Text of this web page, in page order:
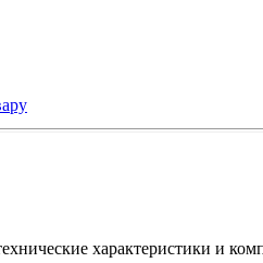
характеристики и